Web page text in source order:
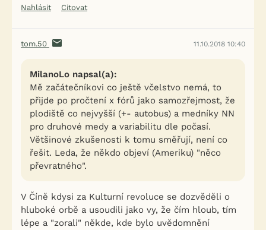
Nahlásit
Citovat
tom.50 11.10.2018 10:40
MilanoLo napsal(a):
Mě začátečníkovi co ještě včelstvo nemá, to
přijde po pročtení x fórů jako samozřejmost, že
plodiště co nejvyšší (+- autobus) a medníky NN
pro druhové medy a variabilitu dle počasí.
Většinové zkušenosti k tomu směřují, není co
řešit. Leda, že někdo objeví (Ameriku) "něco
převratného".
V Číně kdysi za Kulturní revoluce se dozvěděli o
hluboké orbě a usoudili jako vy, že čím hloub, tím
lépe a "zorali" někde, kde bylo uvědomnění